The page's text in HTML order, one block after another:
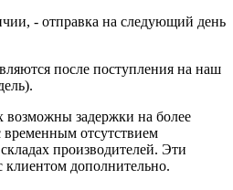
- отправка на следующий день
после поступления на наш
возможны задержки на более
временным отсутствием
производителей. Эти
клиентом дополнительно.